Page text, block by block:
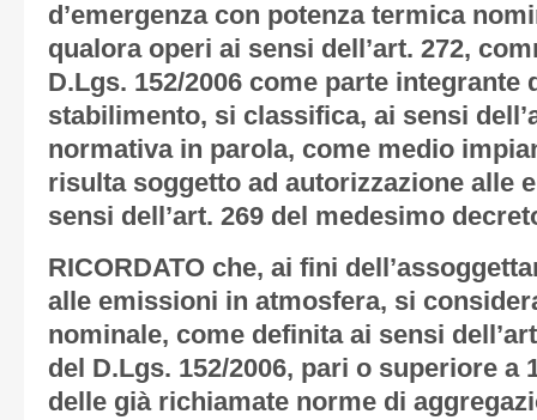
d’emergenza con potenza termica
qualora operi ai sensi dell’art. 272,
D.Lgs. 152/2006 come parte
stabilimento, si classifica, ai sensi
normativa in parola, come medio
risulta soggetto ad autorizzazione alle
sensi dell’art. 269 del medesimo
RICORDATO che, ai fini
alle emissioni in atmosfera, si
nominale, come definita ai sensi
del D.Lgs. 152/2006, pari o superiore a
delle già richiamate norme di